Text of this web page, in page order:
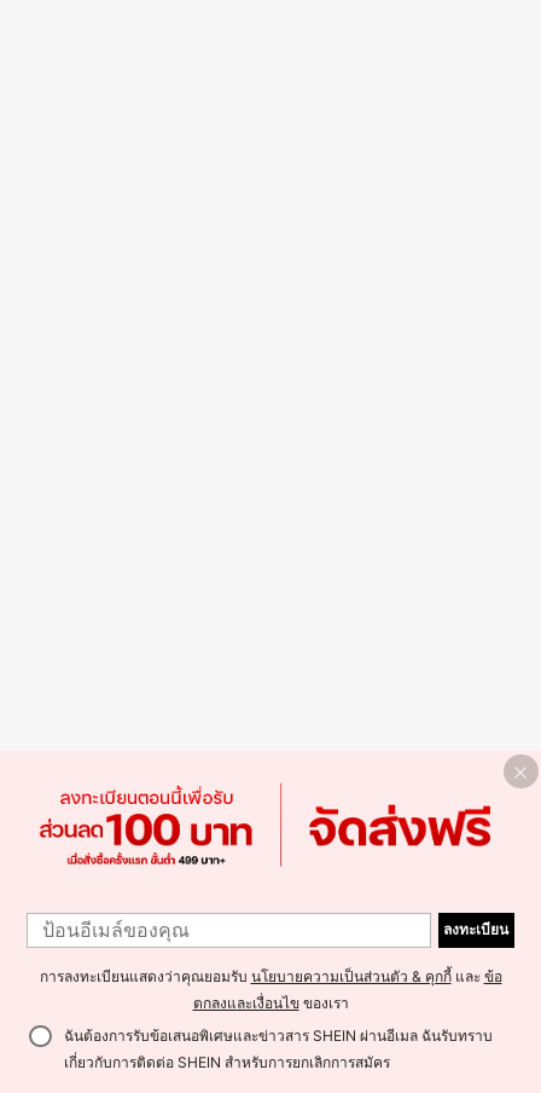
ลงทะเบียน
การลงทะเบียนแสดงว่าคุณยอมรับ นโยบายความเป็นส่วนตัว & คุกกี้และ ข้อ
ตกลงและเงื่อนไขของเรา
ฉันต้องการรับข้อเสนอพิเศษและข่าวสาร SHEIN ผ่านอีเมล ฉันรับทราบ
เกี่ยวกับการติดต่อ SHEIN สำหรับการยกเลิกการสมัคร